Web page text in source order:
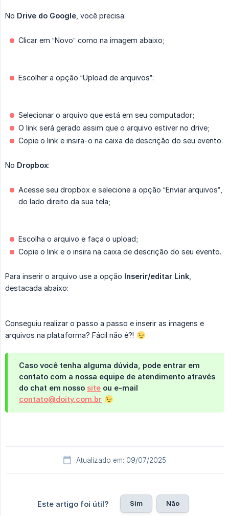
No Drive do Google , você precisa:
Clicar em “Novo” como na imagem abaixo;
Escolher a opção “Upload de arquivos”:
Selecionar o arquivo que está em seu computador;
O link será gerado assim que o arquivo estiver no drive;
Copie o link e insira-o na caixa de descrição do seu evento.
No Dropbox:
Acesse seu dropbox e selecione a opção “Enviar arquivos”,
do lado direito da sua tela;
Escolha o arquivo e faça o upload;
Copie o link e o insira na caixa de descrição do seu evento.
Para inserir o arquivo use a opção Inserir/editar Link
destacada abaixo:
Conseguiu realizar o passo a passo e inserir as imagens e
arquivos na plataforma? Fácil não é?!
Caso você tenha alguma dúvida, pode entrar em
contato com a nossa equipe de atendimento através
do chat em nosso site ou e-mail
contato@doity.com.br
Atualizado em: 09/07/2025
Este artigo foi útil? Sim Não